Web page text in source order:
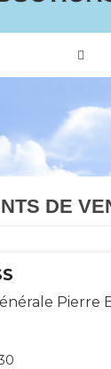
DE
Pierre